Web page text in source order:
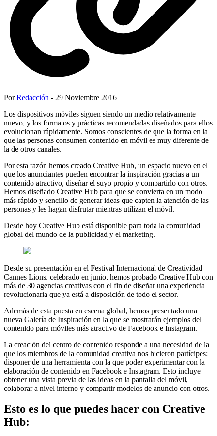
PorRedacción - 29 Noviembre 2016
Los dispositivos móviles siguen siendo un medio relativamente
nuevo, y los formatos y prácticas recomendadas diseñados para ellos
evolucionan rápidamente. Somos conscientes de que la forma en la
que las personas consumen contenido en móvil es muy diferente de
la de otros canales.
Por esta razón hemos creado Creative Hub, un espacio nuevo en el
que los anunciantes pueden encontrar la inspiración gracias a un
contenido atractivo, diseñar el suyo propio y compartirlo con otros.
Hemos diseñado Creative Hub para que se convierta en un modo
más rápido y sencillo de generar ideas que capten la atención de las
personas y les hagan disfrutar mientras utilizan el móvil.
Desde hoy Creative Hub está disponible para toda la comunidad
global del mundo de la publicidad y el marketing.
Desde su presentación en el Festival Internacional de Creatividad
Cannes Lions, celebrado en junio, hemos probado Creative Hub con
más de 30 agencias creativas con el fin de diseñar una experiencia
revolucionaria que ya está a disposición de todo el sector.
Además de esta puesta en escena global, hemos presentado una
nueva Galería de Inspiración en la que se mostrarán ejemplos del
contenido para móviles más atractivo de Facebook e Instagram.
La creación del centro de contenido responde a una necesidad de la
que los miembros de la comunidad creativa nos hicieron partícipes:
disponer de una herramienta con la que poder experimentar con la
elaboración de contenido en Facebook e Instagram. Esto incluye
obtener una vista previa de las ideas en la pantalla del móvil,
colaborar a nivel interno y compartir modelos de anuncio con otros.
Esto es lo que puedes hacer con Creative
Hub: